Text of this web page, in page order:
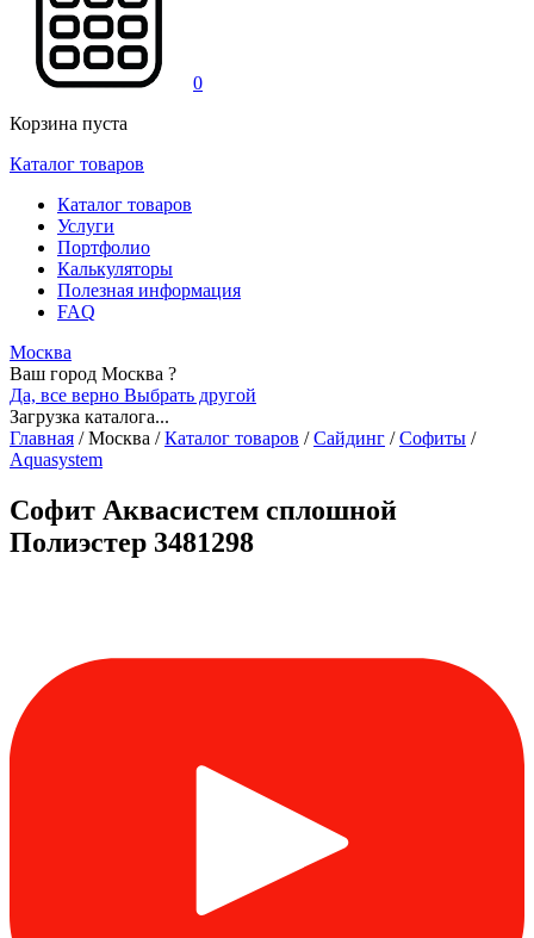
0
Корзина пуста
Каталог товаров
Каталог товаров
Услуги
Портфолио
Калькуляторы
Полезная информация
FAQ
Москва
Ваш город Москва ?
Да, все верно Выбрать другой
Загрузка каталога...
Главная /Москва / Каталог товаров / Сайдинг / Софиты /
Aquasystem
Софит Аквасистем сплошной
Полиэстер 3481298